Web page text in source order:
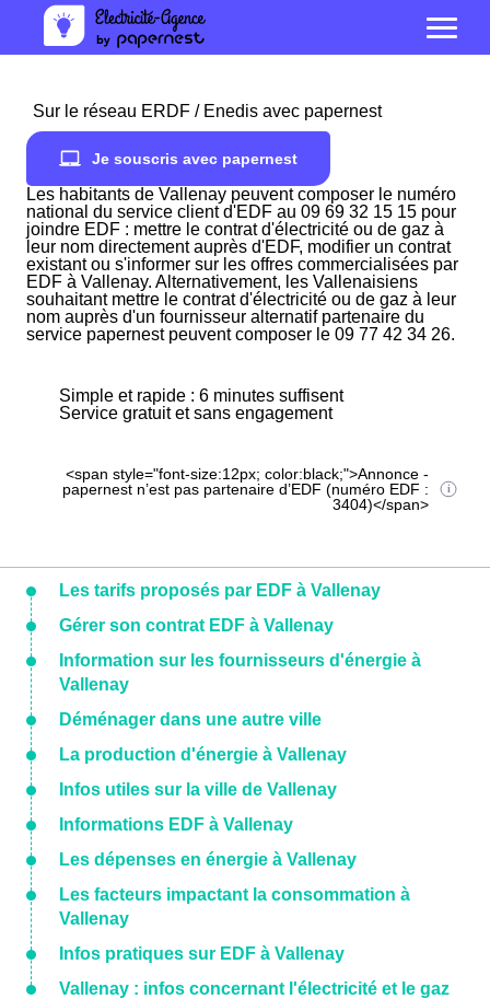
Sur le réseau ERDF / Enedis avec papernest
Je souscris avec papernest
Les habitants de Vallenay peuvent composer le numéro
national du service client d'EDF au 09 69 32 15 15 pour
joindre EDF : mettre le contrat d'électricité ou de gaz à
leur nom directement auprès d'EDF, modifier un contrat
existant ou s'informer sur les offres commercialisées par
EDF à Vallenay. Alternativement, les Vallenaisiens
souhaitant mettre le contrat d'électricité ou de gaz à leur
nom auprès d'un fournisseur alternatif partenaire du
service papernest peuvent composer le 09 77 42 34 26.
Simple et rapide : 6 minutes suffisent
Service gratuit et sans engagement
<span style="font-size:12px; color:black;">Annonce -
papernest n’est pas partenaire d’EDF (numéro EDF :
3404)</span>
Les tarifs proposés par EDF à Vallenay
Gérer son contrat EDF à Vallenay
Information sur les fournisseurs d'énergie à
Vallenay
Déménager dans une autre ville
La production d'énergie à Vallenay
Infos utiles sur la ville de Vallenay
Informations EDF à Vallenay
Les dépenses en énergie à Vallenay
Les facteurs impactant la consommation à
Vallenay
Infos pratiques sur EDF à Vallenay
Vallenay : infos concernant l'électricité et le gaz